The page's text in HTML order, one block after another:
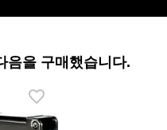
음을 구매했습니다.